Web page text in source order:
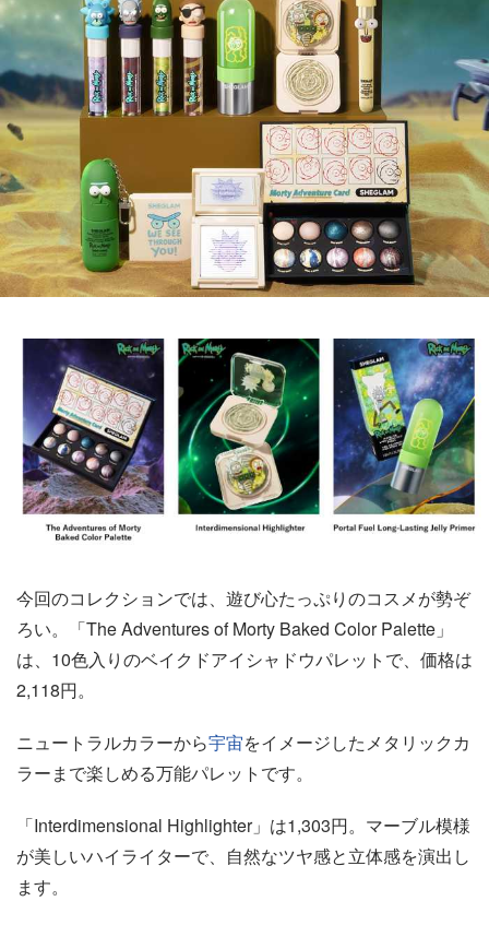
今回のコレクションでは、遊び心たっぷりのコスメが勢ぞ
ろい。「The Adventures of Morty Baked Color Palette」
は、10色入りのベイクドアイシャドウパレットで、価格は
2,118円。
ニュートラルカラーから宇宙をイメージしたメタリックカ
ラーまで楽しめる万能パレットです。
「Interdimensional Highlighter」は1,303円。マーブル模様
が美しいハイライターで、自然なツヤ感と立体感を演出し
ます。